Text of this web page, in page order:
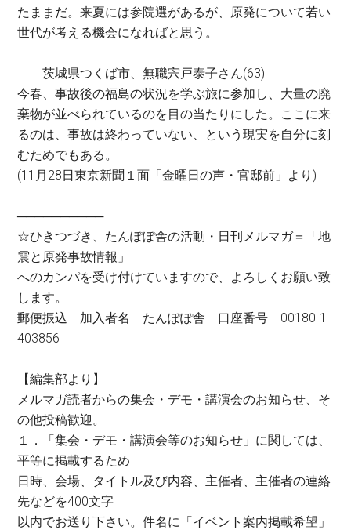
たままだ。来夏には参院選があるが、原発について若い
世代が考える機会になればと思う。
茨城県つくば市、無職宍戸泰子さん(63)
今春、事故後の福島の状況を学ぶ旅に参加し、大量の廃
棄物が並べられているのを目の当たりにした。ここに来
るのは、事故は終わっていない、という現実を自分に刻
むためでもある。
(11月28日東京新聞１面「金曜日の声・官邸前」より)
──────────
☆ひきつづき、たんぽぽ舎の活動・日刊メルマガ＝「地
震と原発事故情報」
へのカンパを受け付けていますので、よろしくお願い致
します。
郵便振込 加入者名 たんぽぽ舎 口座番号 00180-1-
403856
【編集部より】
メルマガ読者からの集会・デモ・講演会のお知らせ、そ
の他投稿歓迎。
１．「集会・デモ・講演会等のお知らせ」に関しては、
平等に掲載するため
日時、会場、タイトル及び内容、主催者、主催者の連絡
先などを400文字
以内でお送り下さい。件名に「イベント案内掲載希望」